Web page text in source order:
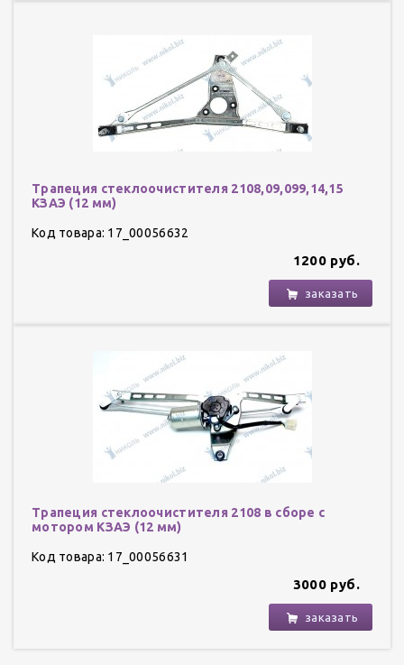
Трапеция стеклоочистителя 2108,09,099,14,15
КЗАЭ (12 мм)
Код товара: 17_00056632
1200 руб.
заказать
Трапеция стеклоочистителя 2108 в сборе с
мотором КЗАЭ (12 мм)
Код товара: 17_00056631
3000 руб.
заказать